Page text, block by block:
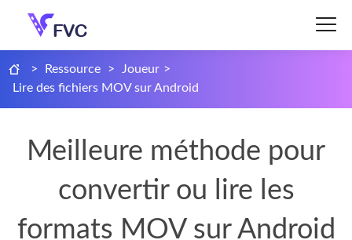
> Ressource > Joueur >
Lire des fichiers MOV sur Android
Meilleure méthode pour
convertir ou lire les
formats MOV sur Android